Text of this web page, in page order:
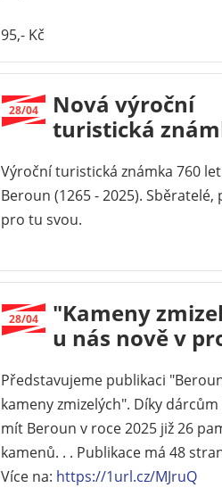
95,- Kč
28/04
Nová výroční
turistická
Výroční turistická známka 760
Beroun (1265 - 2025). Sběratelé,
pro tu svou.
28/04
"Kameny
u nás nově v
Představujeme publikaci
kameny zmizelých". Díky
mít Beroun v roce 2025 již 26
kamenů. . . Publikace má 48
Více na: https://1url.cz/MJruQ